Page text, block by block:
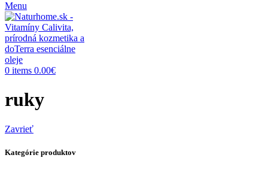
Menu
0 items 0.00€
ruky
Zavrieť
Kategórie produktov